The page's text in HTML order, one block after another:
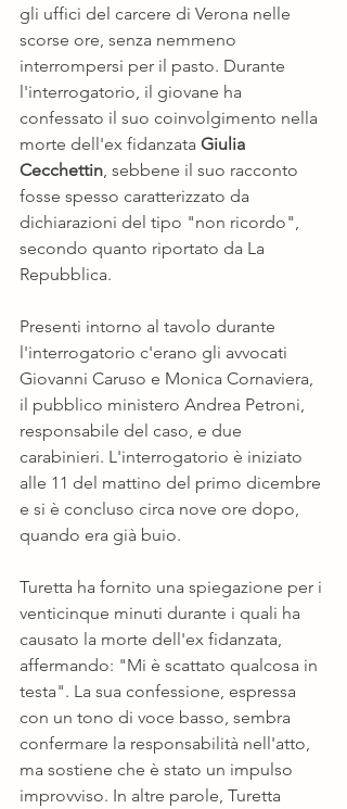
gli uffici del carcere di Verona nelle
scorse ore, senza nemmeno
interrompersi per il pasto. Durante
l'interrogatorio, il giovane ha
confessato il suo coinvolgimento nella
morte dell'ex fidanzata Giulia
Cecchettin , sebbene il suo racconto
fosse spesso caratterizzato da
dichiarazioni del tipo "non ricordo",
secondo quanto riportato da La
Repubblica.
Presenti intorno al tavolo durante
l'interrogatorio c'erano gli avvocati
Giovanni Caruso e Monica Cornaviera,
il pubblico ministero Andrea Petroni,
responsabile del caso, e due
carabinieri. L'interrogatorio è iniziato
alle 11 del mattino del primo dicembre
e si è concluso circa nove ore dopo,
quando era già buio.
Turetta ha fornito una spiegazione per i
venticinque minuti durante i quali ha
causato la morte dell'ex fidanzata,
affermando: "Mi è scattato qualcosa in
testa". La sua confessione, espressa
con un tono di voce basso, sembra
confermare la responsabilità nell'atto,
ma sostiene che è stato un impulso
improvviso. In altre parole, Turetta